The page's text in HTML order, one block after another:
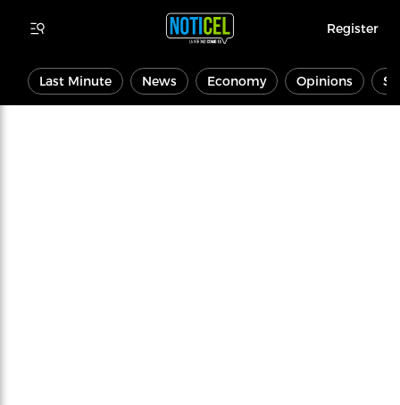
Register
Last Minute News Economy Opinions